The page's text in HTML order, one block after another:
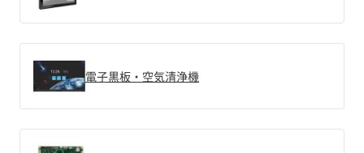
電子黒板・空気清浄機